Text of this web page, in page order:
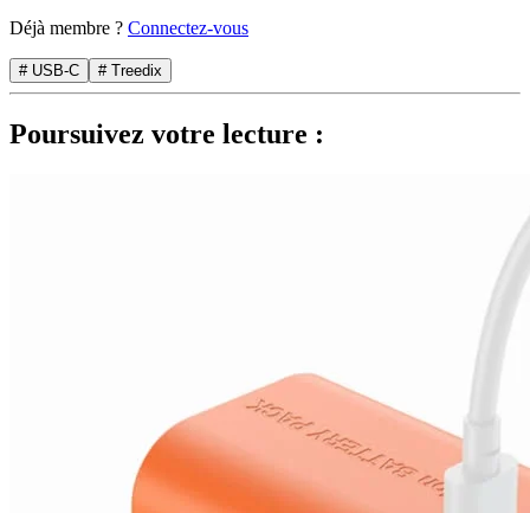
Déjà membre ? Connectez-vous
# USB-C # Treedix
Poursuivez votre lecture :